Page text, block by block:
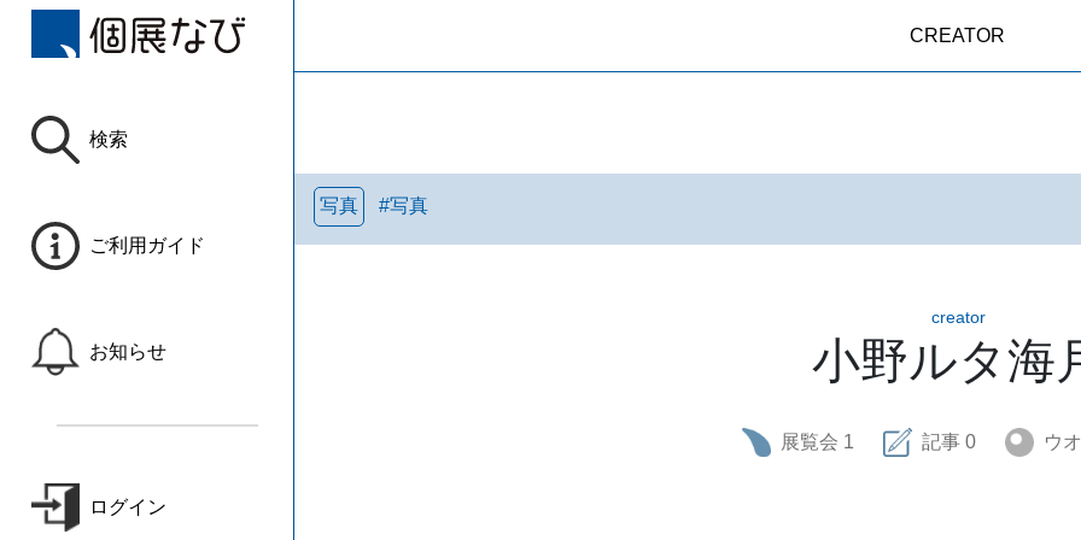
検索
ご利用ガイド
お知らせ
ログイン
CREATOR
写真 #写真
creator
小野ルタ海
展覧会 1 記事 0 ウ